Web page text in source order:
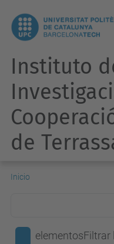
Instituto
de
Inicio
elementosFiltrar